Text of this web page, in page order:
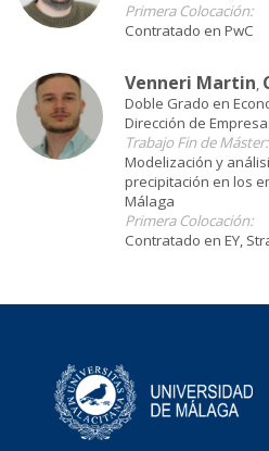
Primera Colocación:
Contratado en PwC
Venneri Martin,
Doble Grado en
Dirección de
Trabajo Fin de Máster:
Modelización y
precipitación en los
Málaga
Primera Colocación:
Contratado en EY,